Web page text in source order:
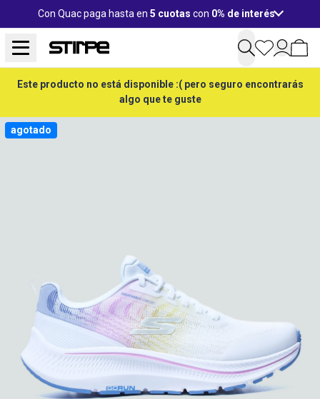
Con Quac paga hasta en 5 cuotas con 0% de interés
Este producto no está disponible :( pero seguro encontrarás
algo que te guste
agotado